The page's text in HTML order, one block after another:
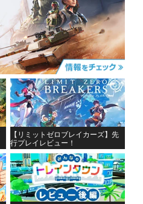
【リミットゼロブレイカーズ】先
行プレイレビュー！